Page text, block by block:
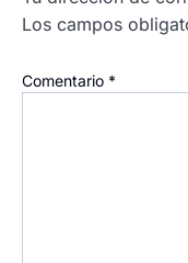
Los campos
Comentario *